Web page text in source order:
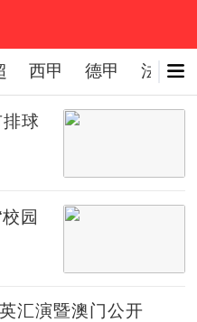
西甲 德甲 法甲
刷新
球
园
汇演暨澳门公开